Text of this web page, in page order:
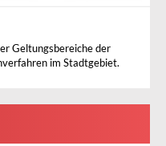
Geltungsbereiche der
im Stadtgebiet.